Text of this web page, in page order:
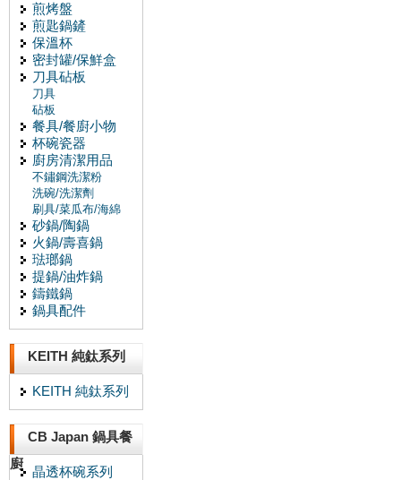
煎烤盤
煎匙鍋鏟
保溫杯
密封罐/保鮮盒
刀具砧板
刀具
砧板
餐具/餐廚小物
杯碗瓷器
廚房清潔用品
不鏽鋼洗潔粉
洗碗/洗潔劑
刷具/菜瓜布/海綿
砂鍋/陶鍋
火鍋/壽喜鍋
琺瑯鍋
提鍋/油炸鍋
鑄鐵鍋
鍋具配件
KEITH 純鈦系列
KEITH 純鈦系列
CB Japan 鍋具餐
廚
晶透杯碗系列